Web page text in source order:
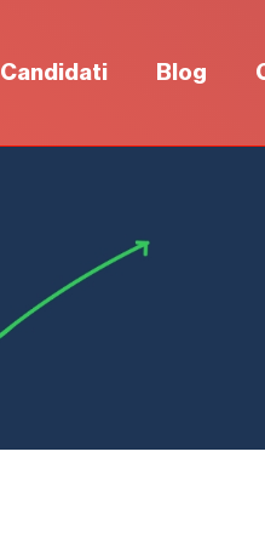
I Candidati Blog